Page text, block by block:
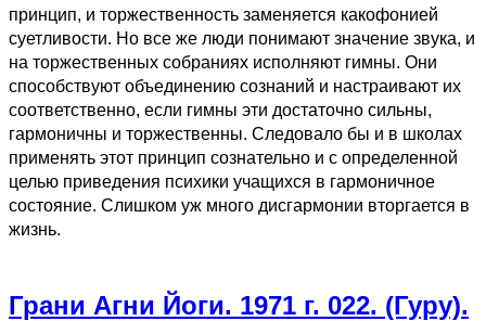
принцип, и торжественность заменяется какофонией
суетливости. Но все же люди понимают значение звука, и
на торжественных собраниях исполняют гимны. Они
способствуют объединению сознаний и настраивают их
соответственно, если гимны эти достаточно сильны,
гармоничны и торжественны. Следовало бы и в школах
применять этот принцип сознательно и с определенной
целью приведения психики учащихся в гармоничное
состояние. Слишком уж много дисгармонии вторгается в
жизнь.
Грани Агни Йоги. 1971 г. 022. (Гуру).